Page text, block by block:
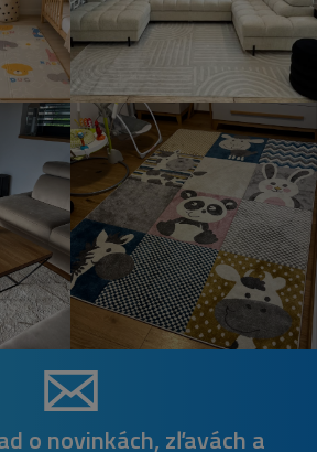
o novinkách, zľavách a